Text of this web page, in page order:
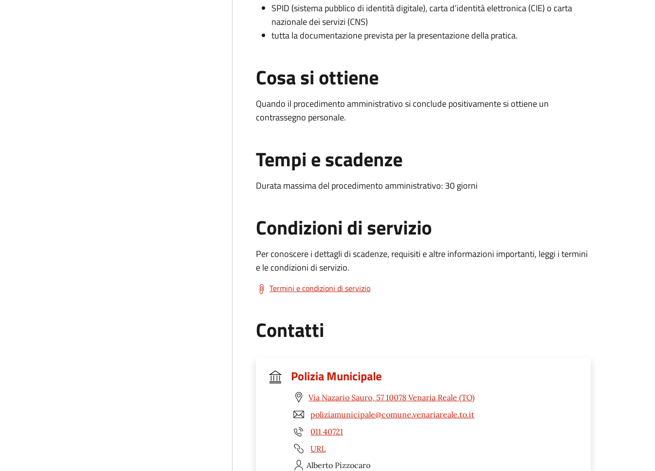
SPID (sistema pubblico di identità digitale), carta d’identità elettronica (CIE) o carta
nazionale dei servizi (CNS)
tutta la documentazione prevista per la presentazione della pratica.
Cosa si ottiene
Quando il procedimento amministrativo si conclude positivamente si ottiene un
contrassegno personale.
Tempi e scadenze
Durata massima del procedimento amministrativo: 30 giorni
Condizioni di servizio
Per conoscere i dettagli di scadenze, requisiti e altre informazioni importanti, leggi i termini
e le condizioni di servizio.
Termini e condizioni di servizio
Contatti
Polizia Municipale
Via Nazario Sauro, 57 10078 Venaria Reale (TO)
poliziamunicipale@comune.venariareale.to.it
011 40721
URL
Alberto Pizzocaro